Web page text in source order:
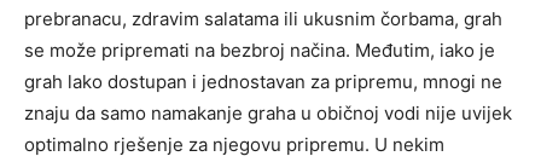
prebranacu, zdravim salatama ili ukusnim čorbama, grah
se može pripremati na bezbroj načina. Međutim, iako je
grah lako dostupan i jednostavan za pripremu, mnogi ne
znaju da samo namakanje graha u običnoj vodi nije uvijek
optimalno rješenje za njegovu pripremu. U nekim